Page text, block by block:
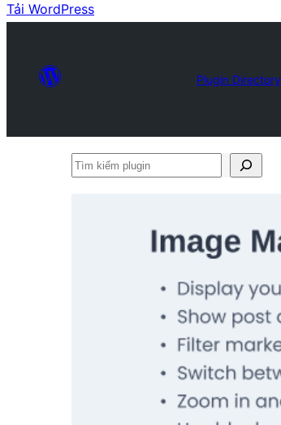
Tải WordPress
Plugin Directory
Tìm